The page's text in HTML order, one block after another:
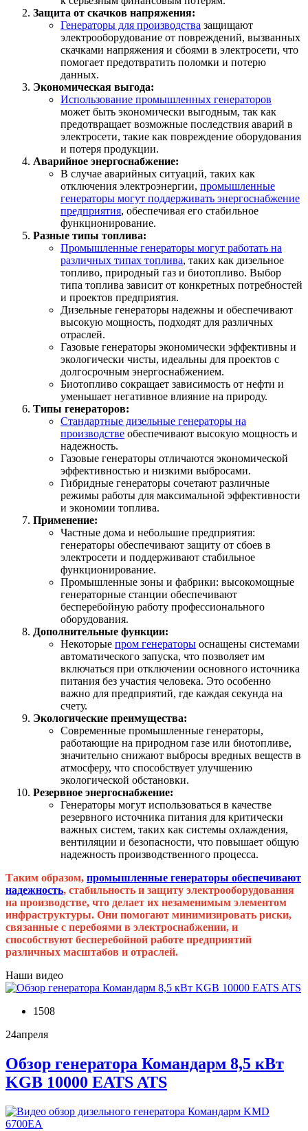
Защита от скачков напряжения:
Генераторы для производства защищают
электрооборудование от повреждений, вызванных
скачками напряжения и сбоями в электросети, что
помогает предотвратить поломки и потерю
данных.
Экономическая выгода:
Использование промышленных генераторов
может быть экономически выгодным, так как
предотвращает возможные последствия аварий в
электросети, такие как повреждение оборудования
и потеря продукции.
Аварийное энергоснабжение:
В случае аварийных ситуаций, таких как
отключения электроэнергии, промышленные
генераторы могут поддерживать энергоснабжение
предприятия, обеспечивая его стабильное
функционирование.
Разные типы топлива:
Промышленные генераторы могут работать на
различных типах топлива, таких как дизельное
топливо, природный газ и биотопливо. Выбор
типа топлива зависит от конкретных потребностей
и проектов предприятия.
Дизельные генераторы надежны и обеспечивают
высокую мощность, подходят для различных
отраслей.
Газовые генераторы экономически эффективны и
экологически чисты, идеальны для проектов с
долгосрочным энергоснабжением.
Биотопливо сокращает зависимость от нефти и
уменьшает негативное влияние на природу.
Типы генераторов:
Стандартные дизельные генераторы на
производстве обеспечивают высокую мощность и
надежность.
Газовые генераторы отличаются экономической
эффективностью и низкими выбросами.
Гибридные генераторы сочетают различные
режимы работы для максимальной эффективности
и экономии топлива.
Применение:
Частные дома и небольшие предприятия:
генераторы обеспечивают защиту от сбоев в
электросети и поддерживают стабильное
функционирование.
Промышленные зоны и фабрики: высокомощные
генераторные станции обеспечивают
бесперебойную работу профессионального
оборудования.
Дополнительные функции:
Некоторые пром генераторы оснащены системами
автоматического запуска, что позволяет им
включаться при отключении основного источника
питания без участия человека. Это особенно
важно для предприятий, где каждая секунда на
счету.
Экологические преимущества:
Современные промышленные генераторы,
работающие на природном газе или биотопливе,
значительно снижают выбросы вредных веществ в
атмосферу, что способствует улучшению
экологической обстановки.
Резервное энергоснабжение:
Генераторы могут использоваться в качестве
резервного источника питания для критически
важных систем, таких как системы охлаждения,
вентиляции и безопасности, что повышает общую
надежность производственного процесса.
Таким образом, промышленные генераторы обеспечивают
надежность, стабильность и защиту электрооборудования
на производстве, что делает их незаменимым элементом
инфраструктуры. Они помогают минимизировать риски,
связанные с перебоями в электроснабжении, и
способствуют бесперебойной работе предприятий
различных масштабов и отраслей.
Наши видео
1508
24апреля
Обзор генератора Командарм 8,5 кВт
KGB 10000 EATS ATS